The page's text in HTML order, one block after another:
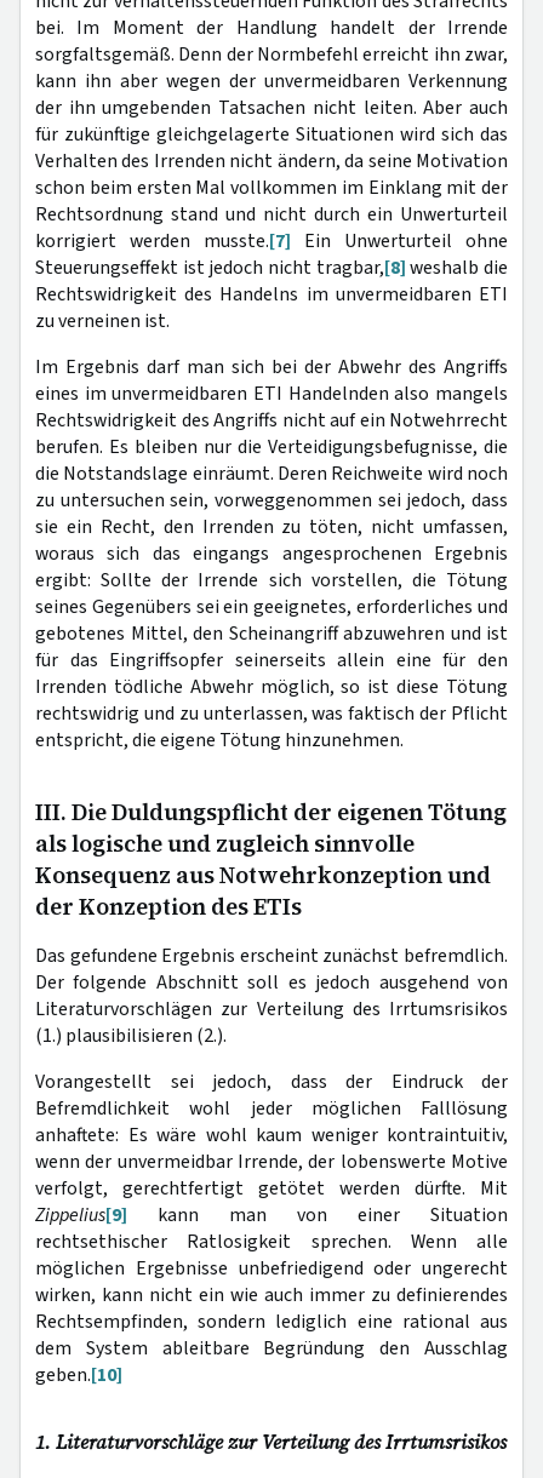
bei. Im Moment der Handlung handelt der Irrende
sorgfaltsgemäß. Denn der Normbefehl erreicht ihn zwar,
kann ihn aber wegen der unvermeidbaren Verkennung
der ihn umgebenden Tatsachen nicht leiten. Aber auch
für zukünftige gleichgelagerte Situationen wird sich das
Verhalten des Irrenden nicht ändern, da seine Motivation
schon beim ersten Mal vollkommen im Einklang mit der
Rechtsordnung stand und nicht durch ein Unwerturteil
korrigiert werden musste.[7] Ein Unwerturteil ohne
Steuerungseffekt ist jedoch nicht tragbar,[8]weshalb die
Rechtswidrigkeit des Handelns im unvermeidbaren ETI
zu verneinen ist.
Im Ergebnis darf man sich bei der Abwehr des Angriffs
eines im unvermeidbaren ETI Handelnden also mangels
Rechtswidrigkeit des Angriffs nicht auf ein Notwehrrecht
berufen. Es bleiben nur die Verteidigungsbefugnisse, die
die Notstandslage einräumt. Deren Reichweite wird noch
zu untersuchen sein, vorweggenommen sei jedoch, dass
sie ein Recht, den Irrenden zu töten, nicht umfassen,
woraus sich das eingangs angesprochenen Ergebnis
ergibt: Sollte der Irrende sich vorstellen, die Tötung
seines Gegenübers sei ein geeignetes, erforderliches und
gebotenes Mittel, den Scheinangriff abzuwehren und ist
für das Eingriffsopfer seinerseits allein eine für den
Irrenden tödliche Abwehr möglich, so ist diese Tötung
rechtswidrig und zu unterlassen, was faktisch der Pflicht
entspricht, die eigene Tötung hinzunehmen.
III. Die Duldungspflicht der eigenen Tötung
als logische und zugleich sinnvolle
Konsequenz aus Notwehrkonzeption und
der Konzeption des ETIs
Das gefundene Ergebnis erscheint zunächst befremdlich.
Der folgende Abschnitt soll es jedoch ausgehend von
Literaturvorschlägen zur Verteilung des Irrtumsrisikos
(1.) plausibilisieren (2.).
Vorangestellt sei jedoch, dass der Eindruck der
Befremdlichkeit wohl jeder möglichen Falllösung
anhaftete: Es wäre wohl kaum weniger kontraintuitiv,
wenn der unvermeidbar Irrende, der lobenswerte Motive
verfolgt, gerechtfertigt getötet werden dürfte. Mit
Zippelius[9] kann man von einer Situation
rechtsethischer Ratlosigkeit sprechen. Wenn alle
möglichen Ergebnisse unbefriedigend oder ungerecht
wirken, kann nicht ein wie auch immer zu definierendes
Rechtsempfinden, sondern lediglich eine rational aus
dem System ableitbare Begründung den Ausschlag
geben.[10]
1. Literaturvorschläge zur Verteilung des Irrtumsrisikos